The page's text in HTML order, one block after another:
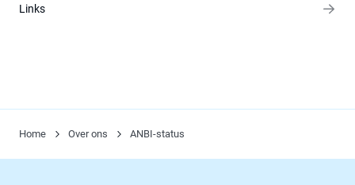
Links
Home Over ons ANBI-status